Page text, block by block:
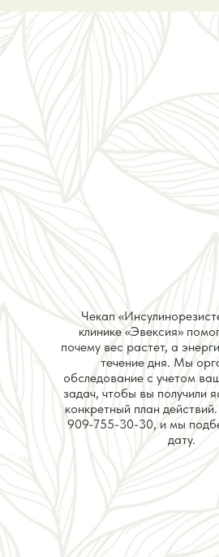
Чекап
клинике «Эвексия»
почему вес растет, а
течение дня. Мы
обследование с учетом
задач, чтобы вы получили
конкретный план
909-755-30-30, и мы
дату.